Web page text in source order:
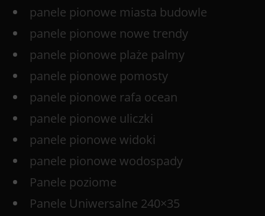
panele pionowe miasta budowle
panele pionowe nowe trendy
panele pionowe plaże palmy
panele pionowe pomosty
panele pionowe rafa ocean
panele pionowe uliczki
panele pionowe widoki
panele pionowe wodospady
Panele poziome
Panele Uniwersalne 240×35